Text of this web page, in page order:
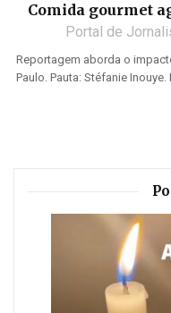
Comida gourmet
Portal de
Reportagem aborda o
Paulo. Pauta: Stéfanie